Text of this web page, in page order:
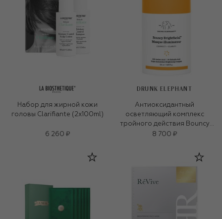
Набор для жирной кожи
головы Clarifiante (2x100ml)
6 260 ₽
DRUNK ELEPHANT
Антиоксидантный
осветляющий комплекс
тройного действия Bouncy
Brightfacial (50ml)
8 700 ₽